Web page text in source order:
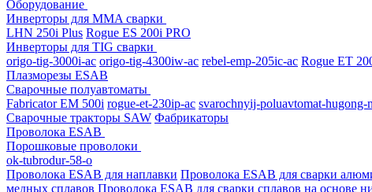
Оборудование
Инверторы для MMA сварки
LHN 250i Plus Rogue ES 200i PRO
Инверторы для TIG сварки
origo-tig-3000i-ac origo-tig-4300iw-ac rebel-emp-205ic-ac Rogue ET
Плазморезы ESAB
Сварочные полуавтоматы
Fabricator EM 500i rogue-et-230ip-ac svarochnyij-poluavtomat-hugong-
Сварочные тракторы SAW Фабрикаторы
Проволока ESAB
Порошковые проволоки
ok-tubrodur-58-o
Проволока ESAB для наплавки Проволока ESAB для сварки
медных сплавов Проволока ESAB для сварки сплавов на основе